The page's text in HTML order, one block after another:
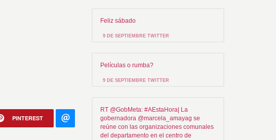
PINTEREST
Feliz sábado
9 DE SEPTIEMBRE TWITTER
Películas o rumba?
9 DE SEPTIEMBRE TWITTER
RT @GobMeta: #AEstaHora| La
gobernadora @marcela_amayag se
reúne con las organizaciones comunales
del departamento en el centro de